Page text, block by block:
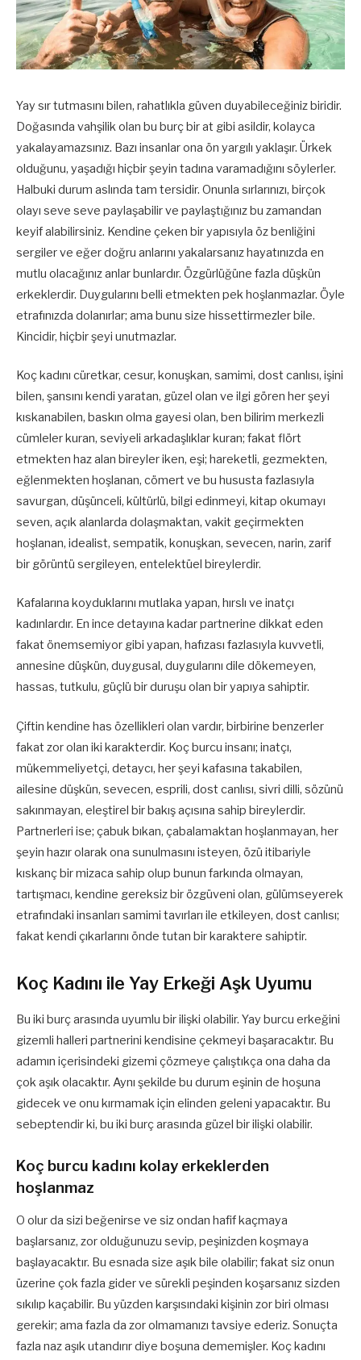
Yay sır tutmasını bilen, rahatlıkla güven duyabileceğiniz biridir.
Doğasında vahşilik olan bu burç bir at gibi asildir, kolayca
yakalayamazsınız. Bazı insanlar ona ön yargılı yaklaşır. Ürkek
olduğunu, yaşadığı hiçbir şeyin tadına varamadığını söylerler.
Halbuki durum aslında tam tersidir. Onunla sırlarınızı, birçok
olayı seve seve paylaşabilir ve paylaştığınız bu zamandan
keyif alabilirsiniz. Kendine çeken bir yapısıyla öz benliğini
sergiler ve eğer doğru anlarını yakalarsanız hayatınızda en
mutlu olacağınız anlar bunlardır. Özgürlüğüne fazla düşkün
erkeklerdir. Duygularını belli etmekten pek hoşlanmazlar. Öyle
etrafınızda dolanırlar; ama bunu size hissettirmezler bile.
Kincidir, hiçbir şeyi unutmazlar.
Koç kadını cüretkar, cesur, konuşkan, samimi, dost canlısı, işini
bilen, şansını kendi yaratan, güzel olan ve ilgi gören her şeyi
kıskanabilen, baskın olma gayesi olan, ben bilirim merkezli
cümleler kuran, seviyeli arkadaşlıklar kuran; fakat flört
etmekten haz alan bireyler iken, eşi; hareketli, gezmekten,
eğlenmekten hoşlanan, cömert ve bu hususta fazlasıyla
savurgan, düşünceli, kültürlü, bilgi edinmeyi, kitap okumayı
seven, açık alanlarda dolaşmaktan, vakit geçirmekten
hoşlanan, idealist, sempatik, konuşkan, sevecen, narin, zarif
bir görüntü sergileyen, entelektüel bireylerdir.
Kafalarına koyduklarını mutlaka yapan, hırslı ve inatçı
kadınlardır. En ince detayına kadar partnerine dikkat eden
fakat önemsemiyor gibi yapan, hafızası fazlasıyla kuvvetli,
annesine düşkün, duygusal, duygularını dile dökemeyen,
hassas, tutkulu, güçlü bir duruşu olan bir yapıya sahiptir.
Çiftin kendine has özellikleri olan vardır, birbirine benzerler
fakat zor olan iki karakterdir. Koç burcu insanı; inatçı,
mükemmeliyetçi, detaycı, her şeyi kafasına takabilen,
ailesine düşkün, sevecen, esprili, dost canlısı, sivri dilli, sözünü
sakınmayan, eleştirel bir bakış açısına sahip bireylerdir.
Partnerleri ise; çabuk bıkan, çabalamaktan hoşlanmayan, her
şeyin hazır olarak ona sunulmasını isteyen, özü itibariyle
kıskanç bir mizaca sahip olup bunun farkında olmayan,
tartışmacı, kendine gereksiz bir özgüveni olan, gülümseyerek
etrafındaki insanları samimi tavırları ile etkileyen, dost canlısı;
fakat kendi çıkarlarını önde tutan bir karaktere sahiptir.
Koç Kadını ile Yay Erkeği Aşk Uyumu
Bu iki burç arasında uyumlu bir ilişki olabilir. Yay burcu erkeğini
gizemli halleri partnerini kendisine çekmeyi başaracaktır. Bu
adamın içerisindeki gizemi çözmeye çalıştıkça ona daha da
çok aşık olacaktır. Aynı şekilde bu durum eşinin de hoşuna
gidecek ve onu kırmamak için elinden geleni yapacaktır. Bu
sebeptendir ki, bu iki burç arasında güzel bir ilişki olabilir.
Koç burcu kadını kolay erkeklerden
hoşlanmaz
O olur da sizi beğenirse ve siz ondan hafif kaçmaya
başlarsanız, zor olduğunuzu sevip, peşinizden koşmaya
başlayacaktır. Bu esnada size aşık bile olabilir; fakat siz onun
üzerine çok fazla gider ve sürekli peşinden koşarsanız sizden
sıkılıp kaçabilir. Bu yüzden karşısındaki kişinin zor biri olması
gerekir; ama fazla da zor olmamanızı tavsiye ederiz. Sonuçta
fazla naz aşık utandırır diye boşuna dememişler. Koç kadını